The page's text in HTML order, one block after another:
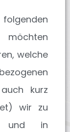
möchten
welche
kurz
wir zu
und in